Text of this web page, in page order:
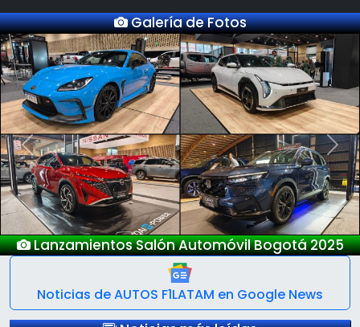
Galería de Fotos
Lanzamientos Salón Automóvil Bogotá 2025
Previous Next
Noticias de AUTOS F1LATAM en Google News